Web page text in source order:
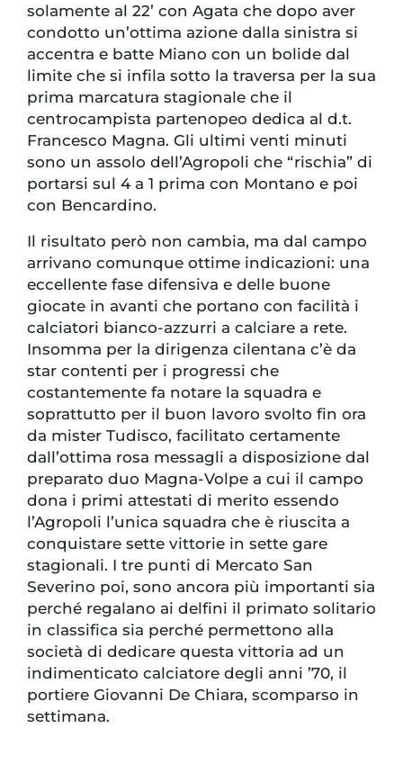
solamente al 22’ con Agata che dopo aver
condotto un’ottima azione dalla sinistra si
accentra e batte Miano con un bolide dal
limite che si infila sotto la traversa per la sua
prima marcatura stagionale che il
centrocampista partenopeo dedica al d.t.
Francesco Magna. Gli ultimi venti minuti
sono un assolo dell’Agropoli che “rischia” di
portarsi sul 4 a 1 prima con Montano e poi
con Bencardino.
Il risultato però non cambia, ma dal campo
arrivano comunque ottime indicazioni: una
eccellente fase difensiva e delle buone
giocate in avanti che portano con facilità i
calciatori bianco-azzurri a calciare a rete.
Insomma per la dirigenza cilentana c’è da
star contenti per i progressi che
costantemente fa notare la squadra e
soprattutto per il buon lavoro svolto fin ora
da mister Tudisco, facilitato certamente
dall’ottima rosa messagli a disposizione dal
preparato duo Magna-Volpe a cui il campo
dona i primi attestati di merito essendo
l’Agropoli l’unica squadra che è riuscita a
conquistare sette vittorie in sette gare
stagionali. I tre punti di Mercato San
Severino poi, sono ancora più importanti sia
perché regalano ai delfini il primato solitario
in classifica sia perché permettono alla
società di dedicare questa vittoria ad un
indimenticato calciatore degli anni ’70, il
portiere Giovanni De Chiara, scomparso in
settimana.